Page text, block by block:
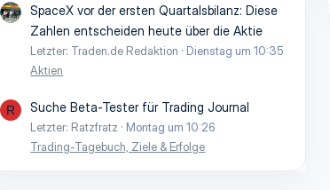
SpaceX vor der ersten Quartalsbilanz: Diese
Zahlen entscheiden heute über die Aktie
Letzter: Traden.de Redaktion
Dienstag um 10:35
Aktien
R Suche Beta-Tester für Trading Journal
Letzter: Ratzfratz
Montag um 10:26
Trading-Tagebuch, Ziele & Erfolge